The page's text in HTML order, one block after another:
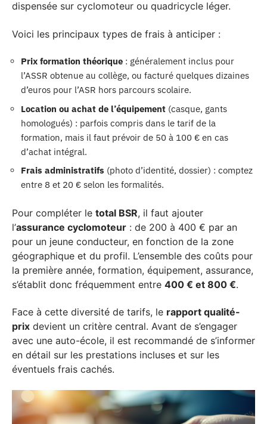
dispensée sur cyclomoteur ou quadricycle léger.
Voici les principaux types de frais à anticiper :
Prix formation théorique : généralement inclus pour
l’ASSR obtenue au collège, ou facturé quelques dizaines
d’euros pour l’ASR hors parcours scolaire.
Location ou achat de l’équipement (casque, gants
homologués) : parfois compris dans le tarif de la
formation, mais il faut prévoir de 50 à 100 € en cas
d’achat intégral.
Frais administratifs (photo d’identité, dossier) : comptez
entre 8 et 20 € selon les formalités.
Pour compléter le total BSR, il faut ajouter
l’assurance cyclomoteur : de 200 à 400 € par an
pour un jeune conducteur, en fonction de la zone
géographique et du profil. L’ensemble des coûts pour
la première année, formation, équipement, assurance,
s’établit donc fréquemment entre 400 € et 800 €.
Face à cette diversité de tarifs, le rapport qualité-
prix devient un critère central. Avant de s’engager
avec une auto-école, il est recommandé de s’informer
en détail sur les prestations incluses et sur les
éventuels frais cachés.